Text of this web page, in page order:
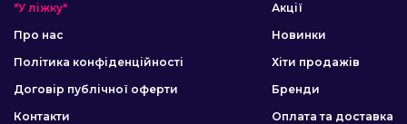
"У ліжку"
Про нас
Політика конфіденційності
Договір публічної оферти
Контакти
Акції
Новинки
Хіти продажів
Бренди
Оплата та доставка